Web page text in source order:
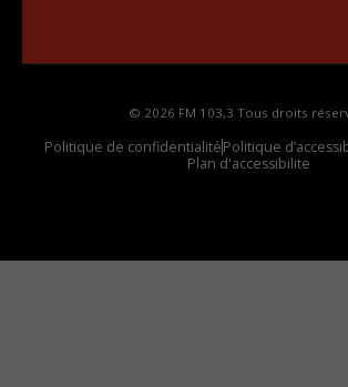
© 2026 FM 103,3 Tous droits
Politique de confidentialitéPolitique
Plan d'accessibilite